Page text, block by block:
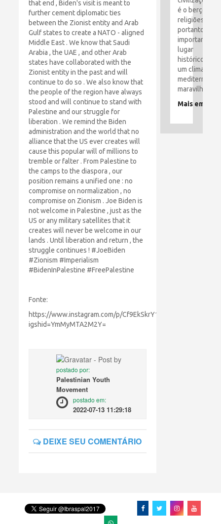
that end , Biden's visit is meant to
further cement diplomatic ties
between the Zionist entity and Arab
Gulf states to create a NATO - aligned
Middle East . We know that Saudi
Arabia , the UAE , and other Arab
states have collaborated with the
Zionist entity in the past and will
continue to do so . We also know that
the people of the region have always
stood and will continue to stand with
Palestine and our struggle for
liberation . We remind the Biden
administration and the world that no
alliance that the US ever creates will
cause this popular will of millions to
tremble or falter . From Palestine to
the camps to the diaspora , our
position remains a unified one : no
compromise on normalization , no
compromise on Zionism . Joe Biden is
not welcome in Palestine , just as the
US or any military satellites that it
creates will never be welcome in our
lands . Until liberation and return , the
struggle continues ! #JoeBiden
#Zionism #Imperialism
#BidenInPalestine #FreePalestine
Fonte:
https://www.instagram.com/p/Cf9EkSkrY16/?
igshid=YmMyMTA2M2Y=
postado por:
Palestinian Youth
Movement
postado em:
2022-07-13 11:29:18
DEIXE SEU COMENTÁRIO
é o berço das
religiões. É,
portanto, um
importante
lugar
histórico com
um clima
mediterrâneo
maravilhoso.
Mais em